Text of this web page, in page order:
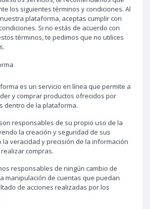
los siguientes términos y condiciones. Al
plataforma, aceptas cumplir con
Si no estás de acuerdo con
términos, te pedimos que no utilices
es un servicio en línea que permite a
y comprar productos ofrecidos por
dentro de la plataforma.
responsables de su propio uso de la
la creación y seguridad de sus
la veracidad y precisión de la información
compras.
responsables de ningún cambio de
manipulación de cuentas que puedan
de acciones realizadas por los